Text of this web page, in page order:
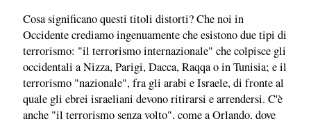
Cosa significano questi titoli distorti? Che noi in
Occidente crediamo ingenuamente che esistono due tipi di
terrorismo: "il terrorismo internazionale" che colpisce gli
occidentali a Nizza, Parigi, Dacca, Raqqa o in Tunisia; e il
terrorismo "nazionale", fra gli arabi e Israele, di fronte al
quale gli ebrei israeliani devono ritirarsi e arrendersi. C'è
anche "il terrorismo senza volto", come a Orlando, dove